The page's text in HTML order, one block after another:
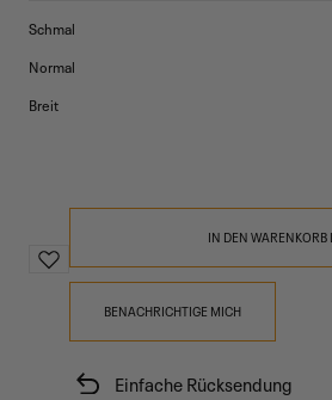
Schmal
Normal
Breit
IN DEN WARENKORB
BENACHRICHTIGE MICH
Einfache Rücksendung